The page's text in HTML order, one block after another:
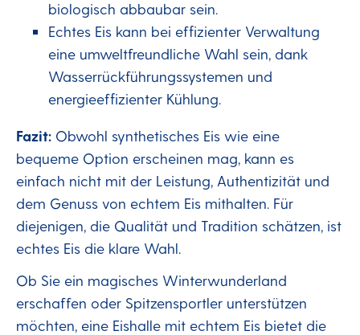
biologisch abbaubar sein.
Echtes Eis kann bei effizienter Verwaltung
eine umweltfreundliche Wahl sein, dank
Wasserrückführungssystemen und
energieeffizienter Kühlung.
Fazit: Obwohl synthetisches Eis wie eine
bequeme Option erscheinen mag, kann es
einfach nicht mit der Leistung, Authentizität und
dem Genuss von echtem Eis mithalten. Für
diejenigen, die Qualität und Tradition schätzen, ist
echtes Eis die klare Wahl.
Ob Sie ein magisches Winterwunderland
erschaffen oder Spitzensportler unterstützen
möchten, eine Eishalle mit echtem Eis bietet die